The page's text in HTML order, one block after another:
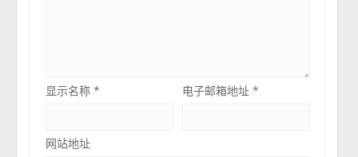
显示名称* 电子邮箱地址*
网站地址